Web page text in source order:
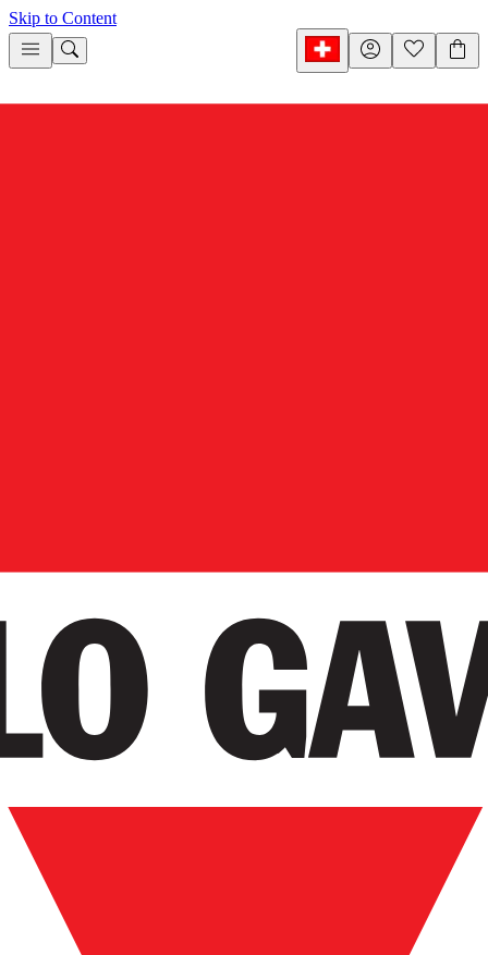
Skip to Content